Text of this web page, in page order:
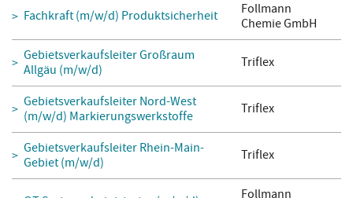
Fachkraft (m/w/d) Produktsicherheit
Follmann
Chemie GmbH
Gebietsverkaufsleiter Großraum
Allgäu (m/w/d)
Triflex
Gebietsverkaufsleiter Nord-West
(m/w/d) Markierungswerkstoffe
Triflex
Gebietsverkaufsleiter Rhein-Main-
Gebiet (m/w/d)
Triflex
Follmann